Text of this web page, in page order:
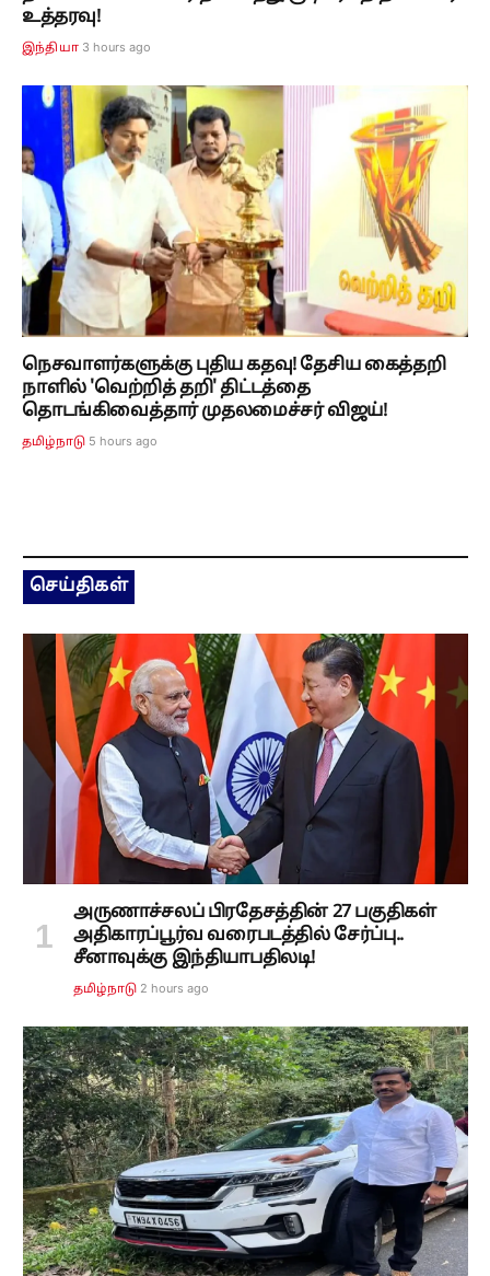
உத்தரவு!
இந்தியா 3 hours ago
நெசவாளர்களுக்கு புதிய கதவு! தேசிய கைத்தறி
நாளில் 'வெற்றித் தறி' திட்டத்தை
தொடங்கிவைத்தார் முதலமைச்சர் விஜய்!
தமிழ்நாடு 5 hours ago
செய்திகள்
அருணாச்சலப் பிரதேசத்தின் 27 பகுதிகள்
அதிகாரப்பூர்வ வரைபடத்தில் சேர்ப்பு..
சீனாவுக்கு இந்தியாபதிலடி!
தமிழ்நாடு 2 hours ago